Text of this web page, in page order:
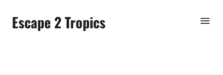
Escape 2 Tropics